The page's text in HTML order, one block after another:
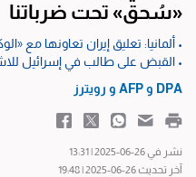
«سُحق» تحت ضرباتنا
• ألمانيا: تعليق إيران تعاونها مع
• القبض على طالب في إسرائيل
DPA وAFP و رويترز
نشر في 26-06-2025 | 13:31
آخر تحديث 26-06-2025 | 19:48